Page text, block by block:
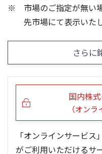
25/10
25/08
25/06
25/04 23/
22/01
21/01
0
市場のご指定が無い
先市場にて表示いた
さらに
国内株
（オンラ
「オンラインサービ
がご利用いただけるサ